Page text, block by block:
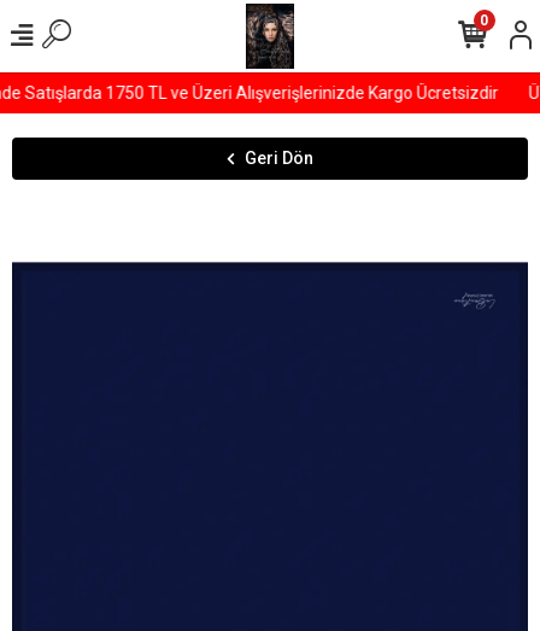
Satışlarda 1750 TL ve Üzeri Alışverişlerinizde Kargo Ücretsizdir
0
Geri Dön